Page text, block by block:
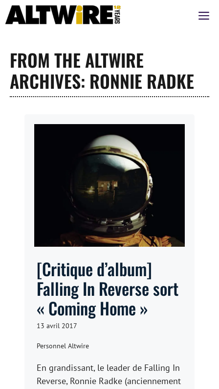
Aller
au
FROM THE ALTWIRE
ARCHIVES: RONNIE RADKE
[Critique d’album]
Falling In Reverse sort
« Coming Home »
13 avril 2017
Personnel Altwire
En grandissant, le leader de Falling In
Reverse, Ronnie Radke (anciennement